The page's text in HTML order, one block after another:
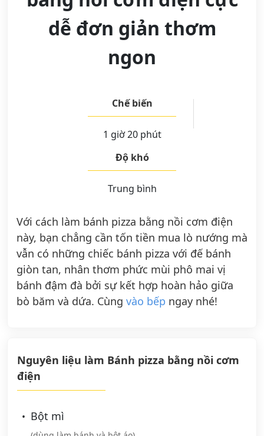
dễ đơn giản thơm
ngon
Chế biến
1 giờ 20 phút
Độ khó
Trung bình
Với cách làm bánh pizza bằng nồi cơm điện
này, bạn chẳng cần tốn tiền mua lò nướng mà
vẫn có những chiếc bánh pizza với đế bánh
giòn tan, nhân thơm phức mùi phô mai vị
bánh đậm đà bởi sự kết hợp hoàn hảo giữa
bò băm và dứa. Cùng vào bếp ngay nhé!
Nguyên liệu làm Bánh pizza bằng nồi cơm
điện
Bột mì